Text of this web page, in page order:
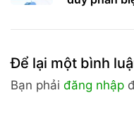
duy sắc bén
Để lại một bình
Bạn phải đăng nhập